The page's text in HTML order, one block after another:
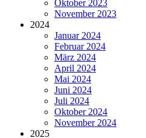
Oktober 2023
November 2023
2024
Januar 2024
Februar 2024
März 2024
April 2024
Mai 2024
Juni 2024
Juli 2024
Oktober 2024
November 2024
2025